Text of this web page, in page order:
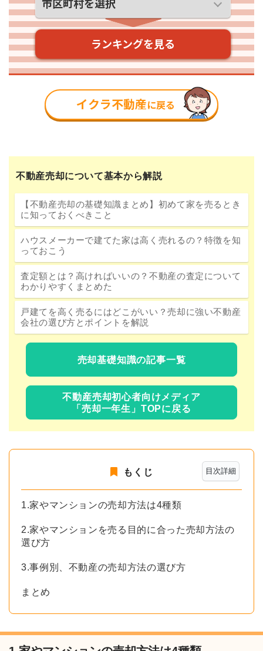
不動産売却について基本から解説
【不動産売却の基礎知識まとめ】初めて家を売るとき
に知っておくべきこと
ハウスメーカーで建てた家は高く売れるの？特徴を知
っておこう
査定額とは？高ければいいの？不動産の査定について
わかりやすくまとめた
戸建てを高く売るにはどこがいい？売却に強い不動産
会社の選び方とポイントを解説
売却基礎知識の記事一覧
不動産売却初心者向けメディア
「売却一年生」TOPに戻る
目次詳細
もくじ
1.家やマンションの売却方法は4種類
2.家やマンションを売る目的に合った売却方法の
選び方
3.事例別、不動産の売却方法の選び方
まとめ